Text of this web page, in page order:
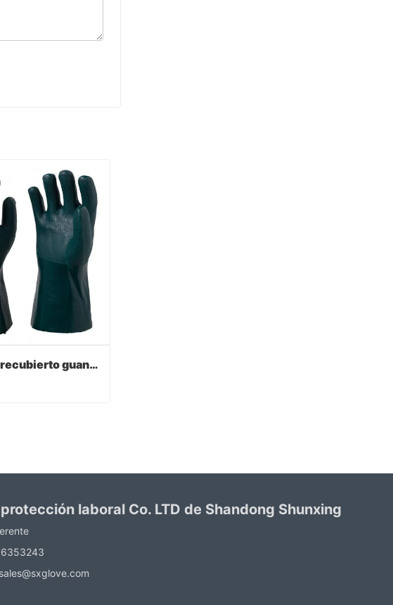
Verde PVC recubierto guantes acabado sandy
laboral Co. LTD de Shandong Shunxing
sales@sxglove.com